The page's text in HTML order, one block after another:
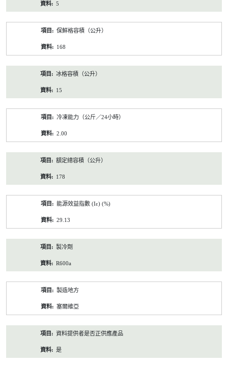
5
保鮮格容積（公升）
168
冰格容積（公升）
15
冷凍能力（公斤／24小時）
2.00
額定總容積（公升）
178
能源效益指數 (Iε) (%)
29.13
製冷劑
R600a
製造地方
塞爾維亞
資料提供者是否正供應產品
是